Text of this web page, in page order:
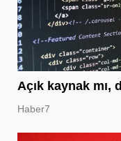
Açık kaynak mı,
Haber7